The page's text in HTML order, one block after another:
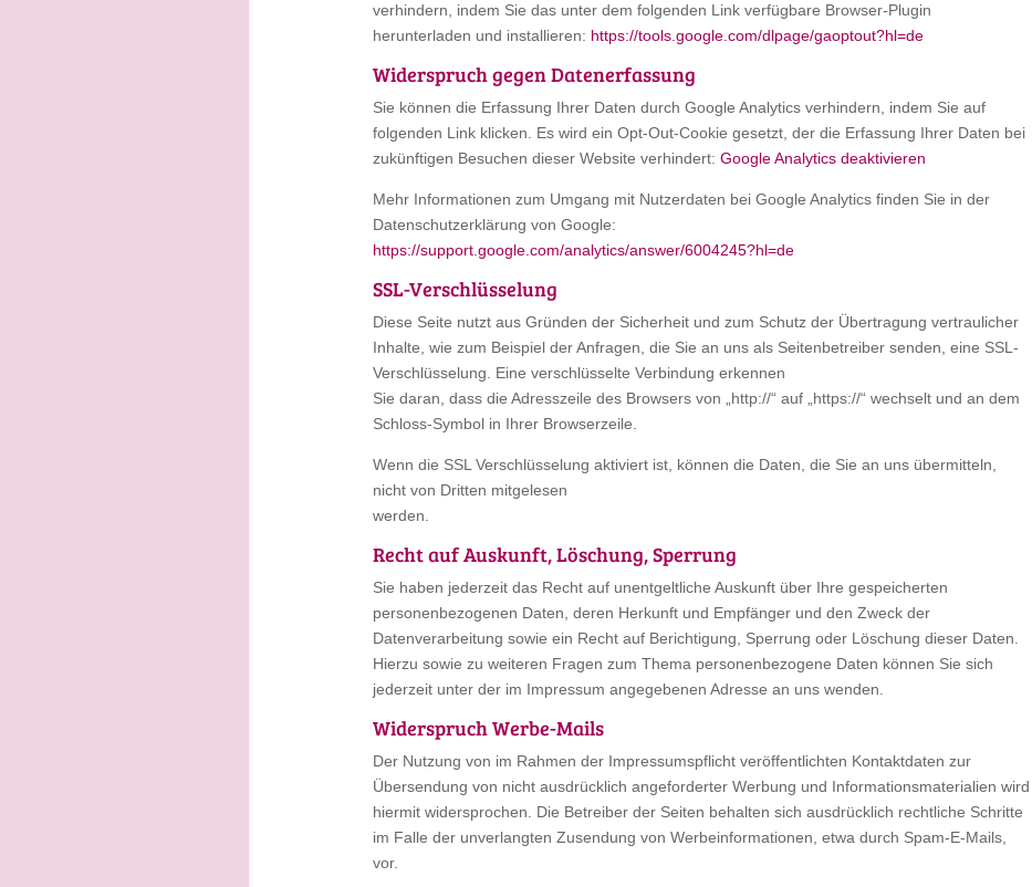
verhindern, indem Sie das unter dem folgenden Link verfügbare Browser-Plugin
herunterladen und installieren: https://tools.google.com/dlpage/gaoptout?hl=de
Widerspruch gegen Datenerfassung
Sie können die Erfassung Ihrer Daten durch Google Analytics verhindern, indem Sie auf
folgenden Link klicken. Es wird ein Opt-Out-Cookie gesetzt, der die Erfassung Ihrer Daten bei
zukünftigen Besuchen dieser Website verhindert: Google Analytics deaktivieren
Mehr Informationen zum Umgang mit Nutzerdaten bei Google Analytics finden Sie in der
Datenschutzerklärung von Google:
https://support.google.com/analytics/answer/6004245?hl=de
SSL-Verschlüsselung
Diese Seite nutzt aus Gründen der Sicherheit und zum Schutz der Übertragung vertraulicher
Inhalte, wie zum Beispiel der Anfragen, die Sie an uns als Seitenbetreiber senden, eine SSL-
Verschlüsselung. Eine verschlüsselte Verbindung erkennen
Sie daran, dass die Adresszeile des Browsers von „http://“ auf „https://“ wechselt und an dem
Schloss-Symbol in Ihrer Browserzeile.
Wenn die SSL Verschlüsselung aktiviert ist, können die Daten, die Sie an uns übermitteln,
nicht von Dritten mitgelesen
werden.
Recht auf Auskunft, Löschung, Sperrung
Sie haben jederzeit das Recht auf unentgeltliche Auskunft über Ihre gespeicherten
personenbezogenen Daten, deren Herkunft und Empfänger und den Zweck der
Datenverarbeitung sowie ein Recht auf Berichtigung, Sperrung oder Löschung dieser Daten.
Hierzu sowie zu weiteren Fragen zum Thema personenbezogene Daten können Sie sich
jederzeit unter der im Impressum angegebenen Adresse an uns wenden.
Widerspruch Werbe-Mails
Der Nutzung von im Rahmen der Impressumspflicht veröffentlichten Kontaktdaten zur
Übersendung von nicht ausdrücklich angeforderter Werbung und Informationsmaterialien wird
hiermit widersprochen. Die Betreiber der Seiten behalten sich ausdrücklich rechtliche Schritte
im Falle der unverlangten Zusendung von Werbeinformationen, etwa durch Spam-E-Mails,
vor.